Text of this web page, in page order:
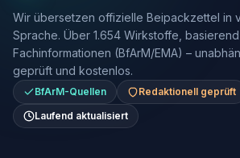
Wir übersetzen offizielle Beipackzettel in
Sprache. Über 1.654 Wirkstoffe,
Fachinformationen (BfArM/EMA) –
geprüft und kostenlos.
BfArM-Quellen
Redaktionell geprüft
Laufend aktualisiert